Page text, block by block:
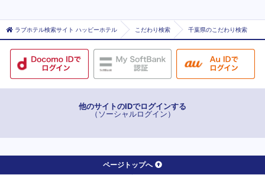
ラブホテル検索サイト ハッピーホテル こだわり検索 千葉県のこだわり検索
他のサイトのIDでログインする
（ソーシャルログイン）
ページトップへ